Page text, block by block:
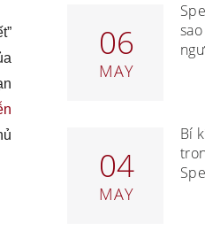
06
MAY
04
MAY
Bí